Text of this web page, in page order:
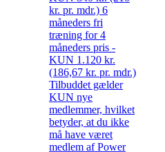
kr. pr. mdr.) 6
måneders fri
træning for 4
måneders pris -
KUN 1.120 kr.
(186,67 kr. pr. mdr.)
Tilbuddet gælder
KUN nye
medlemmer, hvilket
betyder, at du ikke
må have været
medlem af Power